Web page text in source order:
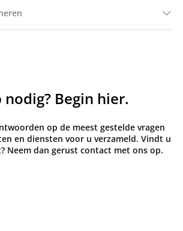
nodig? Begin hier.
op de meest gestelde vragen
en diensten voor u verzameld. Vindt u
Neem dan gerust contact met ons op.